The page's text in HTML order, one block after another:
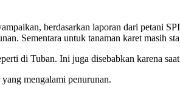
berdasarkan laporan dari petani
Sementara untuk tanaman karet masih
di Tuban. Ini juga disebabkan karena
mengalami penurunan.